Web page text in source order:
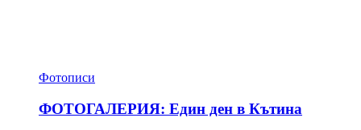
Фотописи
ФОТОГАЛЕРИЯ: Един ден в Кътина